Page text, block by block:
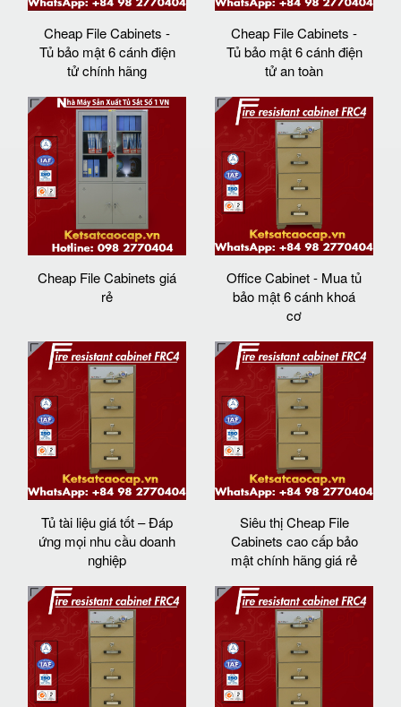
Cheap File Cabinets -
Tủ bảo mật 6 cánh điện
tử chính hãng
Cheap File Cabinets -
Tủ bảo mật 6 cánh điện
tử an toàn
Cheap File Cabinets giá
rẻ
Office Cabinet - Mua tủ
bảo mật 6 cánh khoá
cơ
Tủ tài liệu giá tốt – Đáp
ứng mọi nhu cầu doanh
nghiệp
Siêu thị Cheap File
Cabinets cao cấp bảo
mật chính hãng giá rẻ